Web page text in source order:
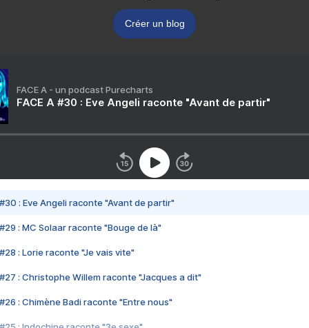
Créer un blog
FACE A - un podcast Purecharts
FACE A #30 : Eve Angeli raconte "Avant de partir"
#30 : Eve Angeli raconte "Avant de partir"
#29 : MC Solaar raconte "Bouge de là"
#28 : Lorie raconte "Je vais vite"
#27 : Christophe Willem raconte "Jacques a dit"
#26 : Chimène Badi raconte "Entre nous"